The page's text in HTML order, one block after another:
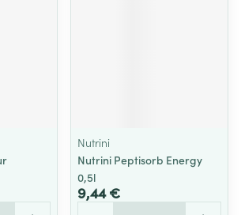
Nutrini
Nutrini Peptisorb Energy
0,5l
9,44 €